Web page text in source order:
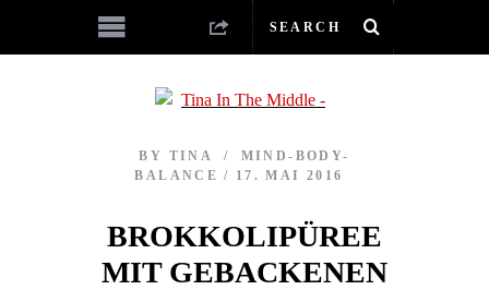
BY TINA
MIND-BODY-
BALANCE
17. MAI 2016
BROKKOLIPÜREE
MIT GEBACKENEN